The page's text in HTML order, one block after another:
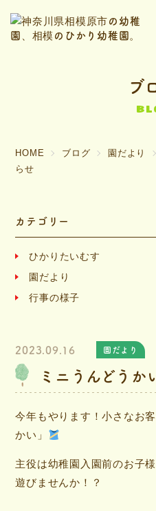
ブ
HOME ブログ 園だより
らせ
カテゴリー
ひかりたいむす
園だより
行事の様子
2023.09.16 園だより
ミニうんどうか
今年もやります！小さなお
かい」
主役は幼稚園入園前のお子
遊びませんか！？